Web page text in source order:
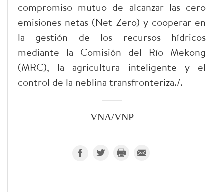
compromiso mutuo de alcanzar las cero
emisiones netas (Net Zero) y cooperar en
la gestión de los recursos hídricos
mediante la Comisión del Río Mekong
(MRC), la agricultura inteligente y el
control de la neblina transfronteriza./.
VNA/VNP